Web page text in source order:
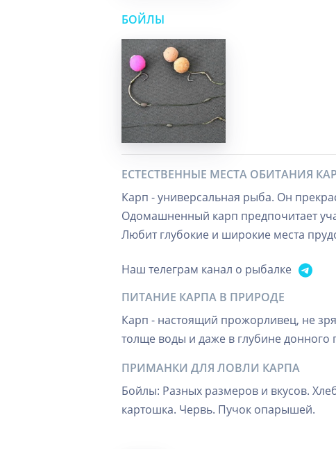
БОЙЛЫ
ЕСТЕСТВЕННЫЕ МЕСТА ОБИТАНИЯ
Карп - универсальная рыба. Он
Одомашненный карп предпочитает
Любит глубокие и широкие места
Наш телеграм канал о рыбалке
ПИТАНИЕ КАРПА В ПРИРОДЕ
Карп - настоящий прожорливец, не
толще воды и даже в глубине донного
ПРИМАНКИ ДЛЯ ЛОВЛИ КАРПА
Бойлы: Разных размеров и вкусов.
картошка. Червь. Пучок опарышей.